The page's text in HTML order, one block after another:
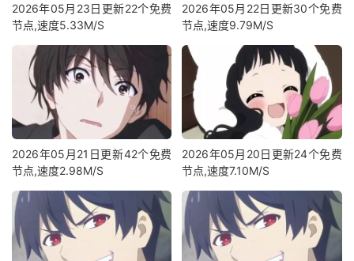
2026年05月23日更新22个免费
节点,速度5.33M/S
2026年05月22日更新30个免费
节点,速度9.79M/S
2026年05月21日更新42个免费
节点,速度2.98M/S
2026年05月20日更新24个免费
节点,速度7.10M/S